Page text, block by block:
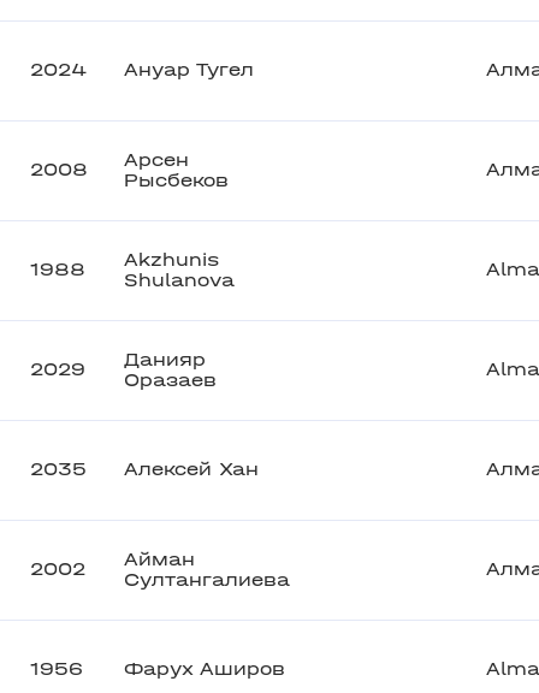
2024 Ануар Тугел
2008
Арсен
Рысбеков
1988
Akzhunis
Shulanova
2029
Данияр
Оразаев
2035 Алексей Хан
2002
Айман
Султангалиева
1956 Фарух Аширов